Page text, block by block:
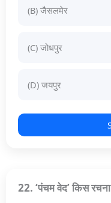
(B) जैसलमेर
(C) जोधपुर
(D) जयपुर
22. ‘पंचम वेद’ किस